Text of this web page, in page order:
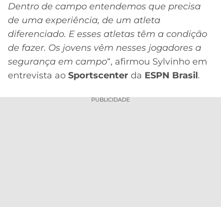
Dentro de campo entendemos que precisa
de uma experiência, de um atleta
diferenciado. E esses atletas têm a condição
de fazer. Os jovens vêm nesses jogadores a
segurança em campo“, afirmou Sylvinho em
entrevista ao Sportscenter da ESPN Brasil.
PUBLICIDADE